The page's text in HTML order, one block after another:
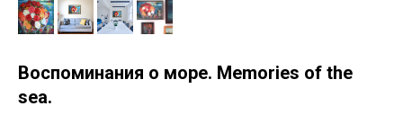
Воспоминания о море. Memories of the
sea.